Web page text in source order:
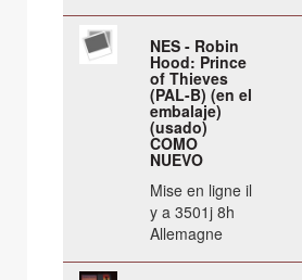
NES - Robin
Hood: Prince
of Thieves
(PAL-B) (en el
embalaje)
(usado)
COMO
NUEVO
Mise en ligne il
y a 3501j 8h
Allemagne